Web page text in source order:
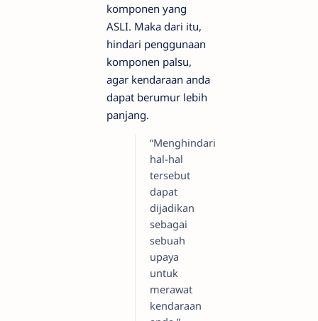
komponen yang
ASLI. Maka dari itu,
hindari penggunaan
komponen palsu,
agar kendaraan anda
dapat berumur lebih
panjang.
“Menghindari
hal-hal
tersebut
dapat
dijadikan
sebagai
sebuah
upaya
untuk
merawat
kendaraan